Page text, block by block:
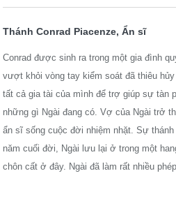
Thánh Conrad Piacenze, Ẩn sĩ
Conrad được sinh ra trong một gia đình
vượt khỏi vòng tay kiểm soát đã thiêu
tất cả gia tài của mình để trợ giúp sự tàn
những gì Ngài đang có. Vợ của Ngài trở
ẩn sĩ sống cuộc đời nhiệm nhặt. Sự
năm cuối đời, Ngài lưu lại ở trong một
chôn cất ở đây. Ngài đã làm rất nhiều